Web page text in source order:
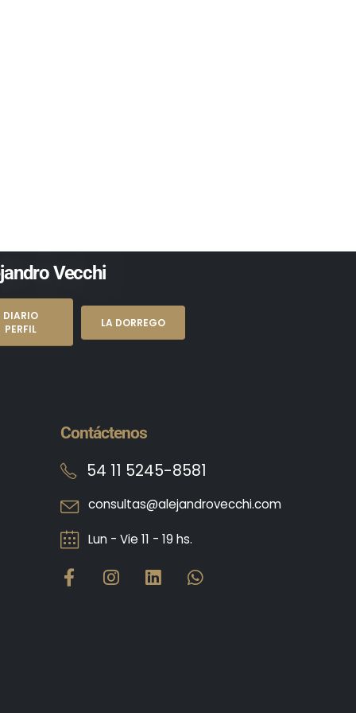
Vecchi
DIARIO
PERFIL
LA DORREGO
Contáctenos
54 11 5245-8581
consultas@alejandrovecchi.com
Lun - Vie 11 - 19 hs.